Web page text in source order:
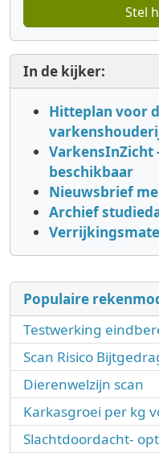
Stel
In de kijker:
Hitteplan voor
VarkensInZicht
beschikbaar
Nieuwsbrief
Archief
Populaire
Testwerking
Scan Risico
Dierenwelzijn scan
Karkasgroei per kg
Slachtdoordacht-